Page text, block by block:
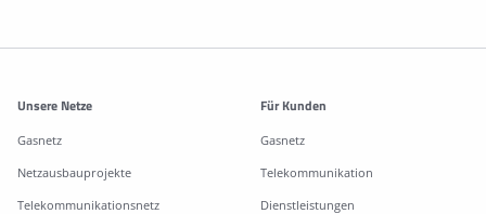
Weitere Informationen
Unsere Netze
Gasnetz
Netzausbauprojekte
Telekommunikationsnetz
Für Kunden
Gasnetz
Telekommunikation
Dienstleistungen